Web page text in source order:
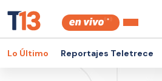
Lo Último Reportajes Teletrece